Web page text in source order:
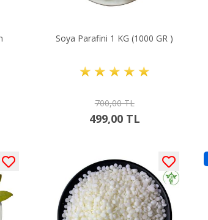
Soya Parafini 1 KG (1000 GR )
700,00 TL
499,00 TL